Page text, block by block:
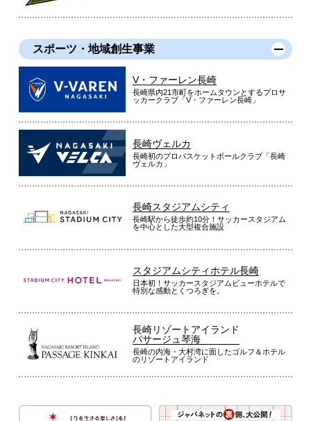
スポーツ・地域創生事業
V・ファーレン長崎
長崎県内21市町をホームタウンとするプロサ
ッカークラブ「V・ファーレン長崎」
長崎ヴェルカ
長崎初のプロバスケットボールクラブ「長崎
ヴェルカ」
長崎スタジアムシティ
長崎駅から徒歩約10分！サッカースタジアム
を中心とした大型複合施設
スタジアムシティホテル長崎
日本初！サッカースタジアムビューホテルで
特別な感動とくつろぎを。
長崎リゾートアイランド
パサージュ琴海
長崎の内海・大村湾に面したゴルフ＆ホテル
のリゾートアイランド